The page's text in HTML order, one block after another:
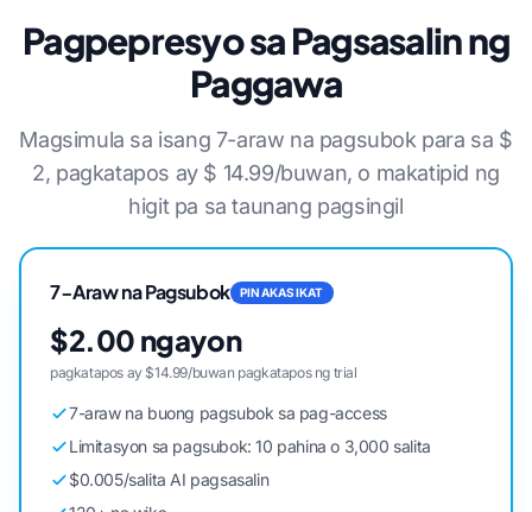
Pagpepresyo sa Pagsasalin ng
Paggawa
Magsimula sa isang 7-araw na pagsubok para sa $
2, pagkatapos ay $ 14.99/buwan, o makatipid ng
higit pa sa taunang pagsingil
7-Araw na Pagsubok PINAKASIKAT
$2.00 ngayon
pagkatapos ay $14.99/buwan pagkatapos ng trial
7-araw na buong pagsubok sa pag-access
Limitasyon sa pagsubok: 10 pahina o 3,000 salita
$0.005/salita AI pagsasalin